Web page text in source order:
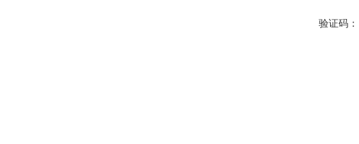
验证码：